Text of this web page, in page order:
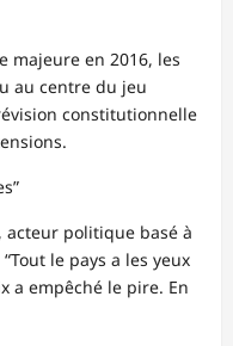
majeure en 2016, les
au centre du jeu
constitutionnelle
acteur politique basé à
le pays a les yeux
a empêché le pire. En